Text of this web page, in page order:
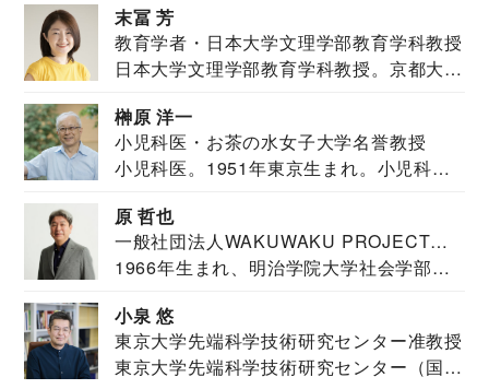
末冨 芳
教育学者・日本大学文理学部教育学科教授
日本大学文理学部教育学科教授。京都大学
榊原 洋一
小児科医・お茶の水女子大学名誉教授
小児科医。1951年東京生まれ。小児科
原 哲也
一般社団法人WAKUWAKU PROJECT
JAPAN代表・言語聴覚士・社会福祉士
1966年生まれ、明治学院大学社会学部福
小泉 悠
東京大学先端科学技術研究センター准教授
東京大学先端科学技術研究センター（国際